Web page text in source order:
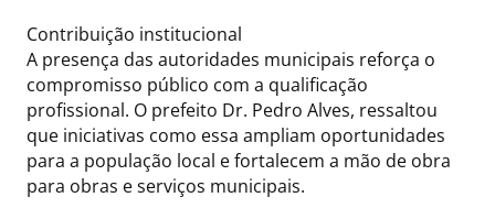
Contribuição institucional
A presença das autoridades municipais reforça o
compromisso público com a qualificação
profissional. O prefeito Dr. Pedro Alves, ressaltou
que iniciativas como essa ampliam oportunidades
para a população local e fortalecem a mão de obra
para obras e serviços municipais.